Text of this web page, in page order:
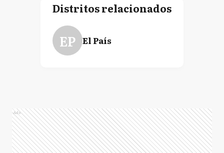
Distritos relacionados
EP El País
Ads